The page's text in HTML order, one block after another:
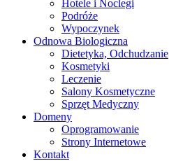
Hotele i Noclegi
Podróże
Wypoczynek
Odnowa Biologiczna
Dietetyka, Odchudzanie
Kosmetyki
Leczenie
Salony Kosmetyczne
Sprzęt Medyczny
Domeny
Oprogramowanie
Strony Internetowe
Kontakt